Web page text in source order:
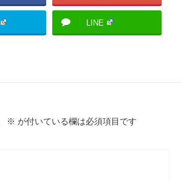
LINE
※ が付いている欄は必須項目です